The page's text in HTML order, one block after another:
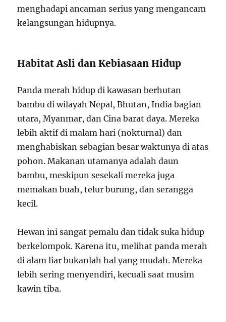
menghadapi ancaman serius yang mengancam
kelangsungan hidupnya.
Habitat Asli dan Kebiasaan Hidup
Panda merah hidup di kawasan berhutan
bambu di wilayah Nepal, Bhutan, India bagian
utara, Myanmar, dan Cina barat daya. Mereka
lebih aktif di malam hari (nokturnal) dan
menghabiskan sebagian besar waktunya di atas
pohon. Makanan utamanya adalah daun
bambu, meskipun sesekali mereka juga
memakan buah, telur burung, dan serangga
kecil.
Hewan ini sangat pemalu dan tidak suka hidup
berkelompok. Karena itu, melihat panda merah
di alam liar bukanlah hal yang mudah. Mereka
lebih sering menyendiri, kecuali saat musim
kawin tiba.